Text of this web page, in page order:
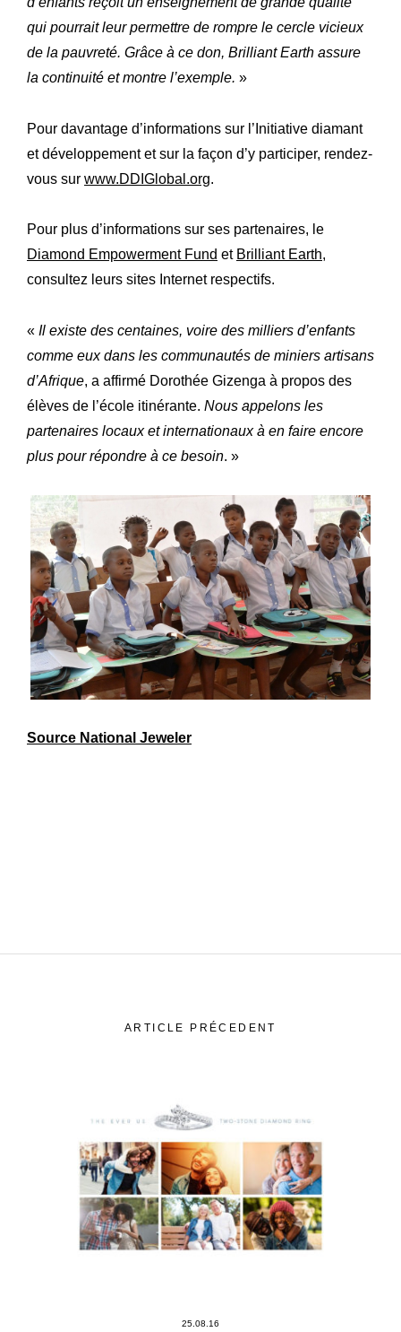
qui pourrait leur permettre de rompre le cercle vicieux
de la pauvreté. Grâce à ce don, Brilliant Earth assure
la continuité et montre l’exemple. »
Pour davantage d’informations sur l’Initiative diamant
et développement et sur la façon d’y participer, rendez-
vous sur www.DDIGlobal.org.
Pour plus d’informations sur ses partenaires, le
Diamond Empowerment Fund et Brilliant Earth,
consultez leurs sites Internet respectifs.
« Il existe des centaines, voire des milliers d’enfants
comme eux dans les communautés de miniers artisans
d’Afrique, a affirmé Dorothée Gizenga à propos des
élèves de l’école itinérante. Nous appelons les
partenaires locaux et internationaux à en faire encore
plus pour répondre à ce besoin. »
Source National Jeweler
ARTICLE PRÉCEDENT
25.08.16